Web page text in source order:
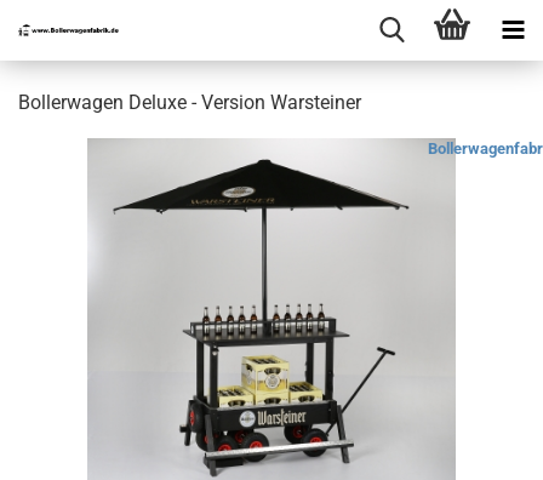
Bollerwagen Deluxe - Version Warsteiner